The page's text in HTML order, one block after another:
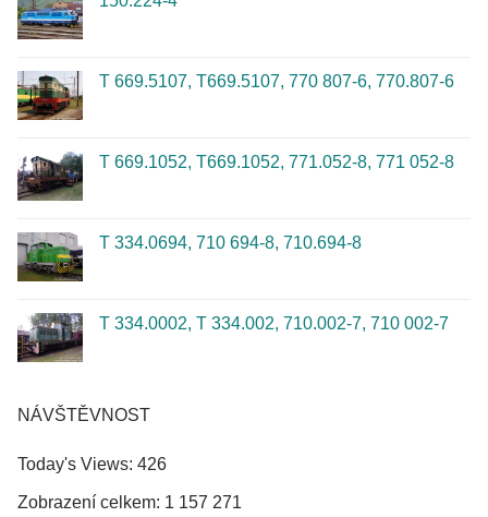
T 669.5107, T669.5107, 770 807-6, 770.807-6
T 669.1052, T669.1052, 771.052-8, 771 052-8
T 334.0694, 710 694-8, 710.694-8
T 334.0002, T 334.002, 710.002-7, 710 002-7
NÁVŠTĚVNOST
Today's Views: 426
Zobrazení celkem: 1 157 271